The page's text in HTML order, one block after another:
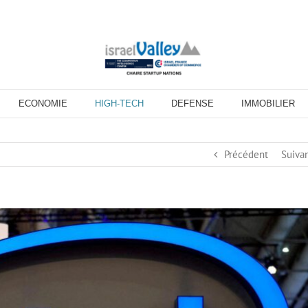
ECONOMIE HIGH-TECH DEFENSE IMMOBILIER
Précédent